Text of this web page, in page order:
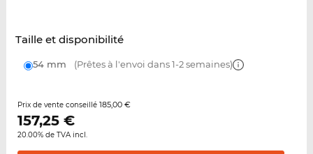
Taille et disponibilité
54 mm (Prêtes à l'envoi dans 1-2 semaines)
Prix de vente conseillé 185,00 €
157,25€
20.00% de TVA incl.